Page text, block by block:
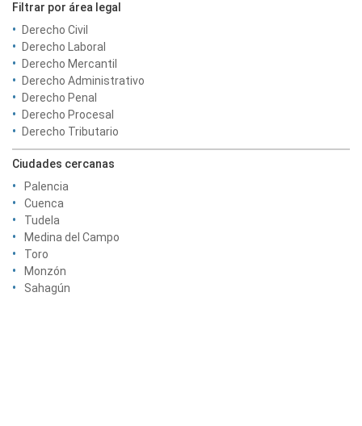
Filtrar por área legal
Derecho Civil
Derecho Laboral
Derecho Mercantil
Derecho Administrativo
Derecho Penal
Derecho Procesal
Derecho Tributario
Ciudades cercanas
Palencia
Cuenca
Tudela
Medina del Campo
Toro
Monzón
Sahagún